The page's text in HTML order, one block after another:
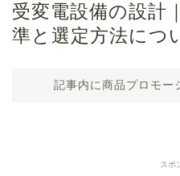
受変電設備の設計
準と選定方法につ
記事内に商品プロモー
スポ